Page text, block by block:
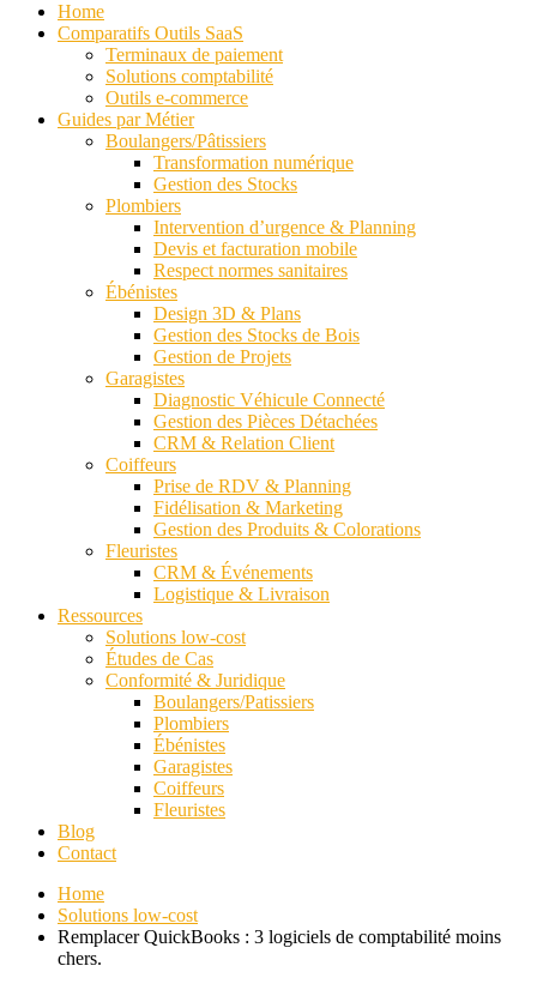
Home
Comparatifs Outils SaaS
Terminaux de paiement
Solutions comptabilité
Outils e-commerce
Guides par Métier
Boulangers/Pâtissiers
Transformation numérique
Gestion des Stocks
Plombiers
Intervention d’urgence & Planning
Devis et facturation mobile
Respect normes sanitaires
Ébénistes
Design 3D & Plans
Gestion des Stocks de Bois
Gestion de Projets
Garagistes
Diagnostic Véhicule Connecté
Gestion des Pièces Détachées
CRM & Relation Client
Coiffeurs
Prise de RDV & Planning
Fidélisation & Marketing
Gestion des Produits & Colorations
Fleuristes
CRM & Événements
Logistique & Livraison
Ressources
Solutions low-cost
Études de Cas
Conformité & Juridique
Boulangers/Patissiers
Plombiers
Ébénistes
Garagistes
Coiffeurs
Fleuristes
Blog
Contact
Home
Solutions low-cost
Remplacer QuickBooks : 3 logiciels de comptabilité moins
chers.